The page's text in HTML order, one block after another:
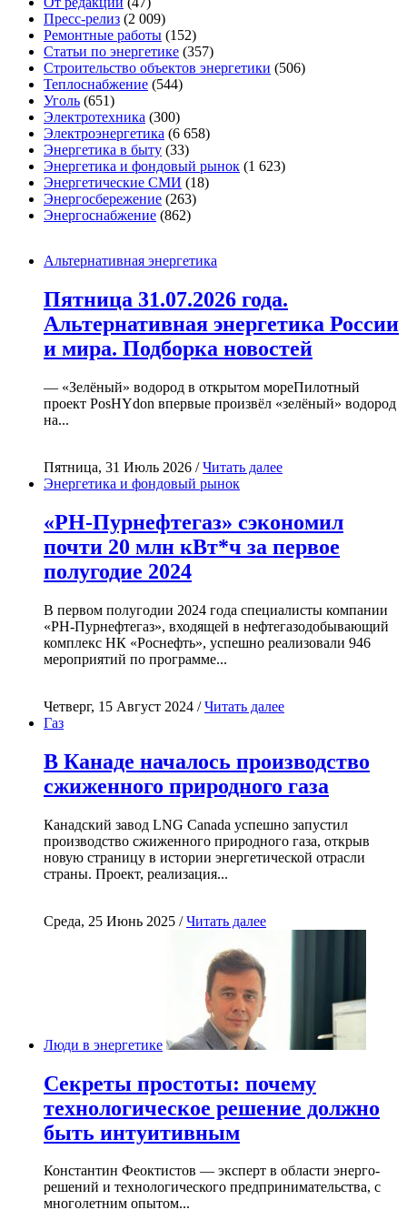
Пресс-релиз (2 009)
Ремонтные работы (152)
Статьи по энергетике (357)
Строительство объектов энергетики (506)
Теплоснабжение (544)
Уголь (651)
Электротехника (300)
Электроэнергетика (6 658)
Энергетика в быту (33)
Энергетика и фондовый рынок (1 623)
Энергетические СМИ (18)
Энергосбережение (263)
Энергоснабжение (862)
Альтернативная энергетика
Пятница 31.07.2026 года.
Альтернативная энергетика России
и мира. Подборка новостей
— «Зелёный» водород в открытом мореПилотный
проект PosHYdon впервые произвёл «зелёный» водород
на...
Пятница, 31 Июль 2026 /Читать далее
Энергетика и фондовый рынок
«РН-Пурнефтегаз» сэкономил
почти 20 млн кВт*ч за первое
полугодие 2024
В первом полугодии 2024 года специалисты компании
«РН-Пурнефтегаз», входящей в нефтегазодобывающий
комплекс НК «Роснефть», успешно реализовали 946
мероприятий по программе...
Четверг, 15 Август 2024 /Читать далее
Газ
В Канаде началось производство
сжиженного природного газа
Канадский завод LNG Canada успешно запустил
производство сжиженного природного газа, открыв
новую страницу в истории энергетической отрасли
страны. Проект, реализация...
Среда, 25 Июнь 2025 /Читать далее
Люди в энергетике
Секреты простоты: почему
технологическое решение должно
быть интуитивным
Константин Феоктистов — эксперт в области энерго-
решений и технологического предпринимательства, с
многолетним опытом...